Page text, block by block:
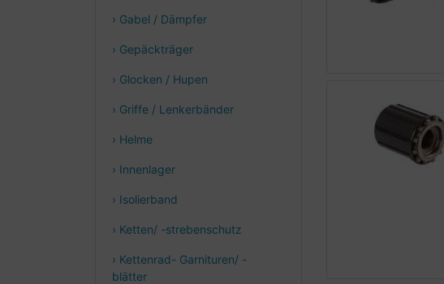
› Gabel / Dämpfer
› Gepäckträger
› Glocken / Hupen
› Griffe / Lenkerbänder
› Helme
› Innenlager
› Isolierband
› Ketten/ -strebenschutz
› Kettenrad- Garnituren/ -
blätter